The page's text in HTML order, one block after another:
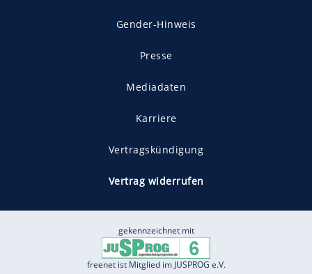
Gender-Hinweis
Presse
Mediadaten
Karriere
Vertragskündigung
Vertrag widerrufen
gekennzeichnet mit
freenet ist Mitglied im JUSPROG e.V.